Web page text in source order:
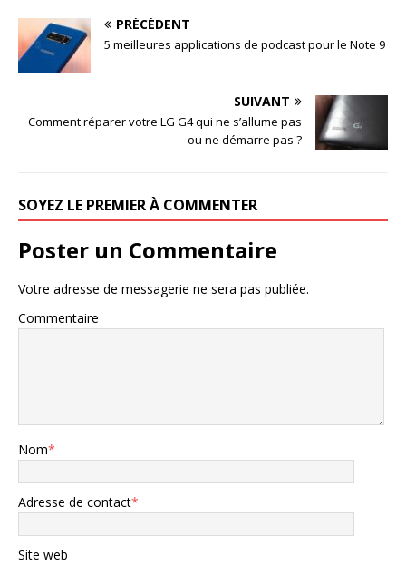
PRÉCÉDENT
5 meilleures applications de podcast pour le Note 9
SUIVANT
Comment réparer votre LG G4 qui ne s’allume pas
ou ne démarre pas ?
SOYEZ LE PREMIER À COMMENTER
Poster un Commentaire
Votre adresse de messagerie ne sera pas publiée.
Commentaire
Nom*
Adresse de contact*
Site web